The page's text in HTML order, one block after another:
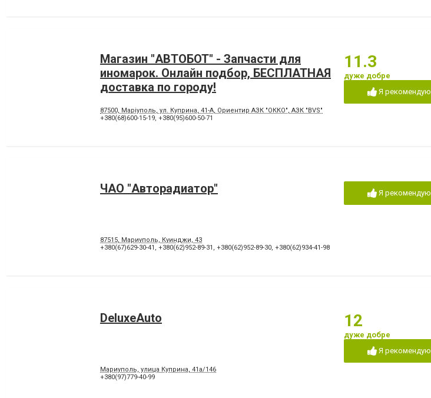
Магазин "АВТОБОТ" - Запчасти для
иномарок. Онлайн подбор, БЕСПЛАТНАЯ
доставка по городу!
87500, Маріуполь, ул. Куприна, 41-А, Ориентир АЗК "ОККО", АЗК "BVS"
+380(68)600-15-19, +380(95)600-50-71
11.3
дуже добре
Я рекомендую
ЧАО "Авторадиатор"
87515, Мариуполь, Куинджи, 43
+380(67)629-30-41 , +380(62)952-89-31 , +380(62)952-89-30, +380(62)934-41-98
Я рекомендую
DeluxeAuto
Мариуполь, улица Куприна, 41а/146
+380(97)779-40-99
12
дуже добре
Я рекомендую